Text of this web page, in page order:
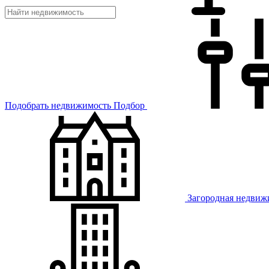
Подобрать недвижимость Подбор
Загородная